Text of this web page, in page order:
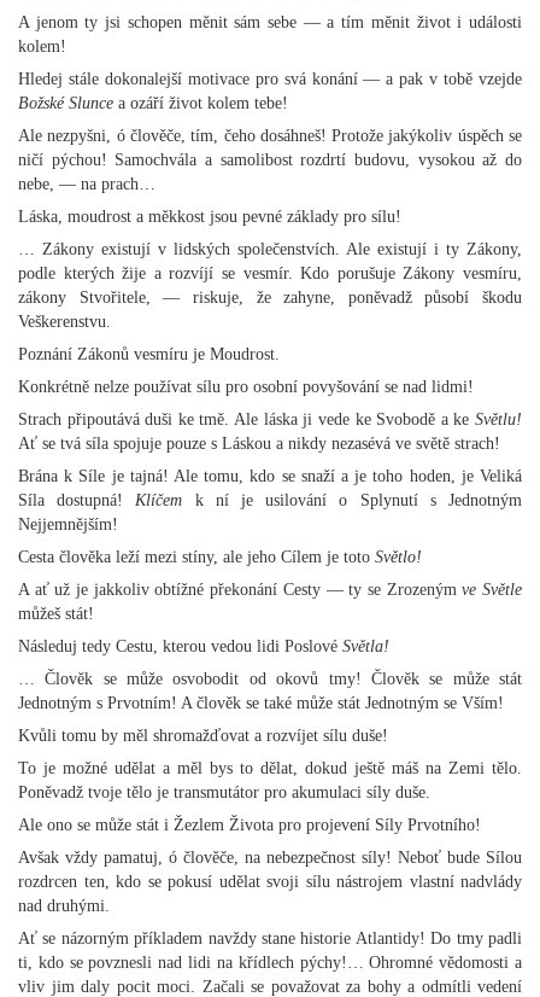
A jenom ty jsi schopen měnit sám sebe — a tím měnit život i události
kolem!
Hledej stále dokonalejší motivace pro svá konání — a pak v tobě vzejde
Božské Slunce a ozáří život kolem tebe!
Ale nezpyšni, ó člověče, tím, čeho dosáhneš! Protože jakýkoliv úspěch se
ničí pýchou! Samochvála a samolibost rozdrtí budovu, vysokou až do
nebe, — na prach…
Láska, moudrost a měkkost jsou pevné základy pro sílu!
… Zákony existují v lidských společenstvích. Ale existují i ty Zákony,
podle kterých žije a rozvíjí se vesmír. Kdo porušuje Zákony vesmíru,
zákony Stvořitele, — riskuje, že zahyne, poněvadž působí škodu
Veškerenstvu.
Poznání Zákonů vesmíru je Moudrost.
Konkrétně nelze používat sílu pro osobní povyšování se nad lidmi!
Strach připoutává duši ke tmě. Ale láska ji vede ke Svobodě a ke Světlu!
Ať se tvá síla spojuje pouze s Láskou a nikdy nezasévá ve světě strach!
Brána k Síle je tajná! Ale tomu, kdo se snaží a je toho hoden, je Veliká
Síla dostupná!Klíčem k ní je usilování o Splynutí s Jednotným
Nejjemnějším!
Cesta člověka leží mezi stíny, ale jeho Cílem je toto Světlo!
A ať už je jakkoliv obtížné překonání Cesty — ty se Zrozenýmve Světle
můžeš stát!
Následuj tedy Cestu, kterou vedou lidi Poslové Světla!
… Člověk se může osvobodit od okovů tmy! Člověk se může stát
Jednotným s Prvotním! A člověk se také může stát Jednotným se Vším!
Kvůli tomu by měl shromažďovat a rozvíjet sílu duše!
To je možné udělat a měl bys to dělat, dokud ještě máš na Zemi tělo.
Poněvadž tvoje tělo je transmutátor pro akumulaci síly duše.
Ale ono se může stát i Žezlem Života pro projevení Síly Prvotního!
Avšak vždy pamatuj, ó člověče, na nebezpečnost síly! Neboť bude Sílou
rozdrcen ten, kdo se pokusí udělat svoji sílu nástrojem vlastní nadvlády
nad druhými.
Ať se názorným příkladem navždy stane historie Atlantidy! Do tmy padli
ti, kdo se povznesli nad lidi na křídlech pýchy!… Ohromné vědomosti a
vliv jim daly pocit moci. Začali se považovat za bohy a odmítli vedení